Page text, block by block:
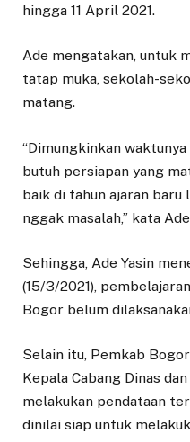
hingga 11 April 2021.
Ade mengatakan, untuk
tatap muka, sekolah-
matang.
“Dimungkinkan
butuh persiapan yang
baik di tahun ajaran
nggak masalah,” kata
Sehingga, Ade Yasin
(15/3/2021),
Bogor belum
Selain itu, Pemkab
Kepala Cabang Dinas
melakukan pendataan
dinilai siap untuk